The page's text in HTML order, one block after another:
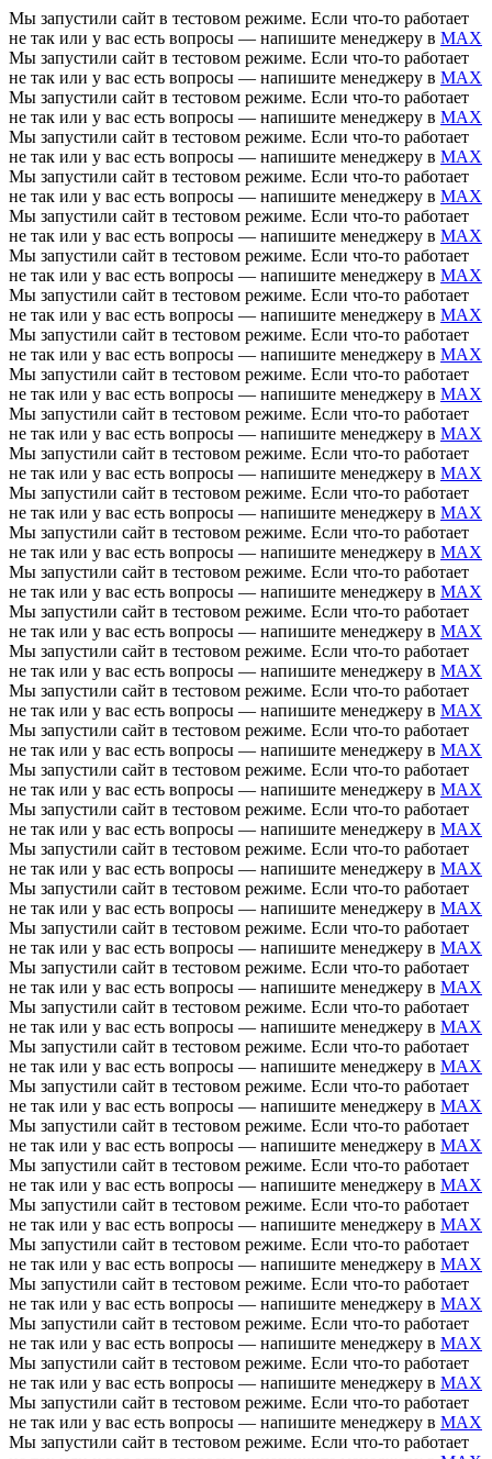
Мы запустили сайт в тестовом режиме. Если что-то работает
не так или у вас есть вопросы — напишите менеджеру в MAX
Мы запустили сайт в тестовом режиме. Если что-то работает
не так или у вас есть вопросы — напишите менеджеру в MAX
Мы запустили сайт в тестовом режиме. Если что-то работает
не так или у вас есть вопросы — напишите менеджеру в MAX
Мы запустили сайт в тестовом режиме. Если что-то работает
не так или у вас есть вопросы — напишите менеджеру в MAX
Мы запустили сайт в тестовом режиме. Если что-то работает
не так или у вас есть вопросы — напишите менеджеру в MAX
Мы запустили сайт в тестовом режиме. Если что-то работает
не так или у вас есть вопросы — напишите менеджеру в MAX
Мы запустили сайт в тестовом режиме. Если что-то работает
не так или у вас есть вопросы — напишите менеджеру в MAX
Мы запустили сайт в тестовом режиме. Если что-то работает
не так или у вас есть вопросы — напишите менеджеру в MAX
Мы запустили сайт в тестовом режиме. Если что-то работает
не так или у вас есть вопросы — напишите менеджеру в MAX
Мы запустили сайт в тестовом режиме. Если что-то работает
не так или у вас есть вопросы — напишите менеджеру в MAX
Мы запустили сайт в тестовом режиме. Если что-то работает
не так или у вас есть вопросы — напишите менеджеру в MAX
Мы запустили сайт в тестовом режиме. Если что-то работает
не так или у вас есть вопросы — напишите менеджеру в MAX
Мы запустили сайт в тестовом режиме. Если что-то работает
не так или у вас есть вопросы — напишите менеджеру в MAX
Мы запустили сайт в тестовом режиме. Если что-то работает
не так или у вас есть вопросы — напишите менеджеру в MAX
Мы запустили сайт в тестовом режиме. Если что-то работает
не так или у вас есть вопросы — напишите менеджеру в MAX
Мы запустили сайт в тестовом режиме. Если что-то работает
не так или у вас есть вопросы — напишите менеджеру в MAX
Мы запустили сайт в тестовом режиме. Если что-то работает
не так или у вас есть вопросы — напишите менеджеру в MAX
Мы запустили сайт в тестовом режиме. Если что-то работает
не так или у вас есть вопросы — напишите менеджеру в MAX
Мы запустили сайт в тестовом режиме. Если что-то работает
не так или у вас есть вопросы — напишите менеджеру в MAX
Мы запустили сайт в тестовом режиме. Если что-то работает
не так или у вас есть вопросы — напишите менеджеру в MAX
Мы запустили сайт в тестовом режиме. Если что-то работает
не так или у вас есть вопросы — напишите менеджеру в MAX
Мы запустили сайт в тестовом режиме. Если что-то работает
не так или у вас есть вопросы — напишите менеджеру в MAX
Мы запустили сайт в тестовом режиме. Если что-то работает
не так или у вас есть вопросы — напишите менеджеру в MAX
Мы запустили сайт в тестовом режиме. Если что-то работает
не так или у вас есть вопросы — напишите менеджеру в MAX
Мы запустили сайт в тестовом режиме. Если что-то работает
не так или у вас есть вопросы — напишите менеджеру в MAX
Мы запустили сайт в тестовом режиме. Если что-то работает
не так или у вас есть вопросы — напишите менеджеру в MAX
Мы запустили сайт в тестовом режиме. Если что-то работает
не так или у вас есть вопросы — напишите менеджеру в MAX
Мы запустили сайт в тестовом режиме. Если что-то работает
не так или у вас есть вопросы — напишите менеджеру в MAX
Мы запустили сайт в тестовом режиме. Если что-то работает
не так или у вас есть вопросы — напишите менеджеру в MAX
Мы запустили сайт в тестовом режиме. Если что-то работает
не так или у вас есть вопросы — напишите менеджеру в MAX
Мы запустили сайт в тестовом режиме. Если что-то работает
не так или у вас есть вопросы — напишите менеджеру в MAX
Мы запустили сайт в тестовом режиме. Если что-то работает
не так или у вас есть вопросы — напишите менеджеру в MAX
Мы запустили сайт в тестовом режиме. Если что-то работает
не так или у вас есть вопросы — напишите менеджеру в MAX
Мы запустили сайт в тестовом режиме. Если что-то работает
не так или у вас есть вопросы — напишите менеджеру в MAX
Мы запустили сайт в тестовом режиме. Если что-то работает
не так или у вас есть вопросы — напишите менеджеру в MAX
Мы запустили сайт в тестовом режиме. Если что-то работает
не так или у вас есть вопросы — напишите менеджеру в MAX
Мы запустили сайт в тестовом режиме. Если что-то работает